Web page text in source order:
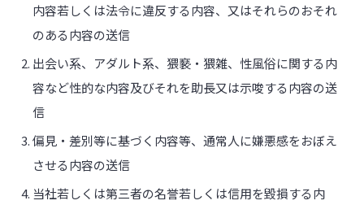
内容若しくは法令に違反する内容、又はそれらのおそれ
のある内容の送信
出会い系、アダルト系、猥褻・猥雑、性風俗に関する内
容など性的な内容及びそれを助長又は示唆する内容の送
信
偏見・差別等に基づく内容等、通常人に嫌悪感をおぼえ
させる内容の送信
当社若しくは第三者の名誉若しくは信用を毀損する内